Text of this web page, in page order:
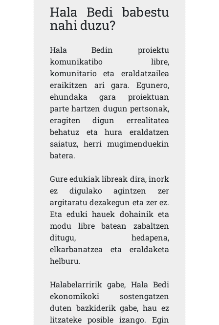
Hala Bedi babestu
nahi duzu?
Hala Bedin proiektu
komunikatibo libre,
komunitario eta eraldatzailea
eraikitzen ari gara. Egunero,
ehundaka gara proiektuan
parte hartzen dugun pertsonak,
eragiten digun errealitatea
behatuz eta hura eraldatzen
saiatuz, herri mugimenduekin
batera.
Gure edukiak libreak dira, inork
ez digulako agintzen zer
argitaratu dezakegun eta zer ez.
Eta eduki hauek dohainik eta
modu libre batean zabaltzen
ditugu, hedapena,
elkarbanatzea eta eraldaketa
helburu.
Halabelarririk gabe, Hala Bedi
ekonomikoki sostengatzen
duten bazkiderik gabe, hau ez
litzateke posible izango. Egin